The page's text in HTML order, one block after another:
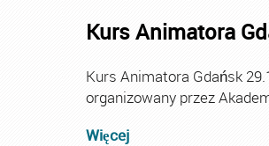
Kurs Animatora
Kurs Animatora Gdańsk
organizowany przez
Więcej